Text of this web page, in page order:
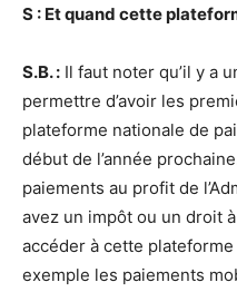
S : Et quand cette
S.B. : Il faut noter qu’il y a
permettre d’avoir les
plateforme nationale de
début de l’année
paiements au profit de
avez un impôt ou un droit
accéder à cette
exemple les paiements